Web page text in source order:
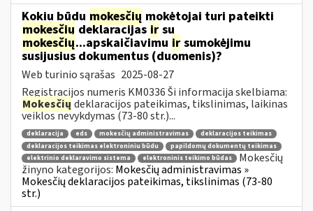
Kokiu būdu mokesčių mokėtojai turi pateikti
mokesčių deklaracijas ir su
mokesčių...apskaičiavimu ir sumokėjimu
susijusius dokumentus (duomenis)?
Web turinio sąrašas 2025-08-27
Registracijos numeris KM0336 Ši informacija skelbiama:
Mokesčių deklaracijos pateikimas, tikslinimas, laikinas
veiklos nevykdymas (73-80 str.)...
deklaracija eds mokesčių administravimas
deklaracijos teikimas
deklaracijos teikimas elektroniniu būdu
papildomų dokumentų teikimas
elektrinio deklaravimo sistema
elektroninis teikimo būdas
Mokesčių
žinyno kategorijos: Mokesčių administravimas »
Mokesčių deklaracijos pateikimas, tikslinimas (73-80
str.)